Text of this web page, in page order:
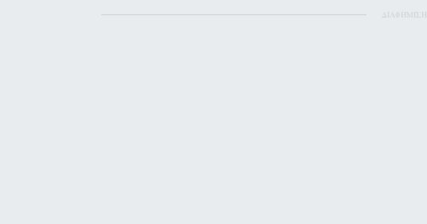
ΔΙΑΦΗΜΙΣΗ